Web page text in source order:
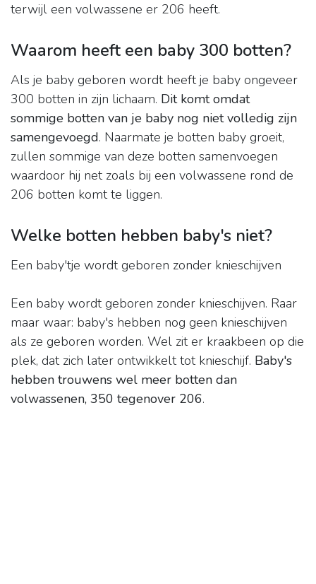
terwijl een volwassene er 206 heeft.
Waarom heeft een baby 300 botten?
Als je baby geboren wordt heeft je baby ongeveer
300 botten in zijn lichaam. Dit komt omdat
sommige botten van je baby nog niet volledig zijn
samengevoegd. Naarmate je botten baby groeit,
zullen sommige van deze botten samenvoegen
waardoor hij net zoals bij een volwassene rond de
206 botten komt te liggen.
Welke botten hebben baby's niet?
Een baby'tje wordt geboren zonder knieschijven
Een baby wordt geboren zonder knieschijven. Raar
maar waar: baby's hebben nog geen knieschijven
als ze geboren worden. Wel zit er kraakbeen op die
plek, dat zich later ontwikkelt tot knieschijf. Baby's
hebben trouwens wel meer botten dan
volwassenen, 350 tegenover 206.